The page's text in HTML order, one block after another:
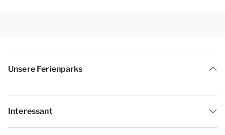
Unsere Ferienparks
Interessant